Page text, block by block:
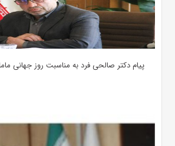
پیام دکتر صالحی فرد به مناسبت روز جهانی